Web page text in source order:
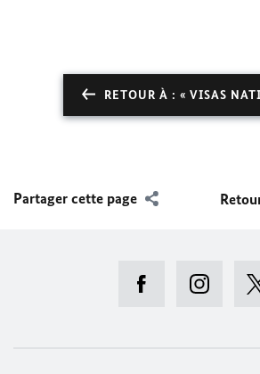
RETOUR À : « VISAS
Partager cette page